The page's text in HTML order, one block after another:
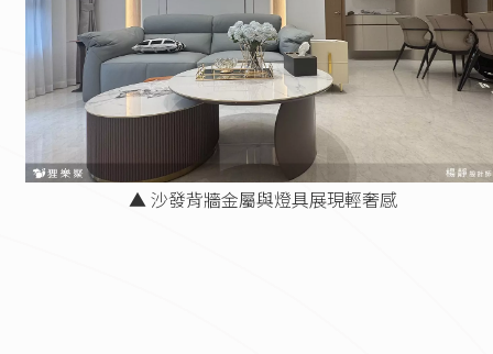
▲ 沙發背牆金屬與燈具展現輕奢感